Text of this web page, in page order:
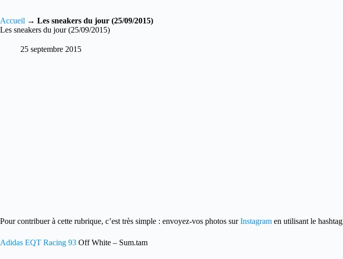
Accueil → Les sneakers du jour (25/09/2015)
Les sneakers du jour (25/09/2015)
25 septembre 2015
Pour contribuer à cette rubrique, c’est très simple : envoyez-vos photos surInstagram en utilisant le hashtag
Adidas EQT Racing 93 Off White – Sum.tam